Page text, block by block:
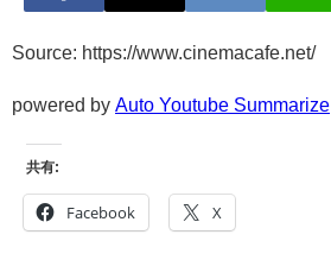
Source: https://www.cinemacafe.net/
powered by Auto Youtube Summarize
共有:
Facebook X